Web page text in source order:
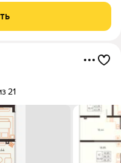
аквариум,
21